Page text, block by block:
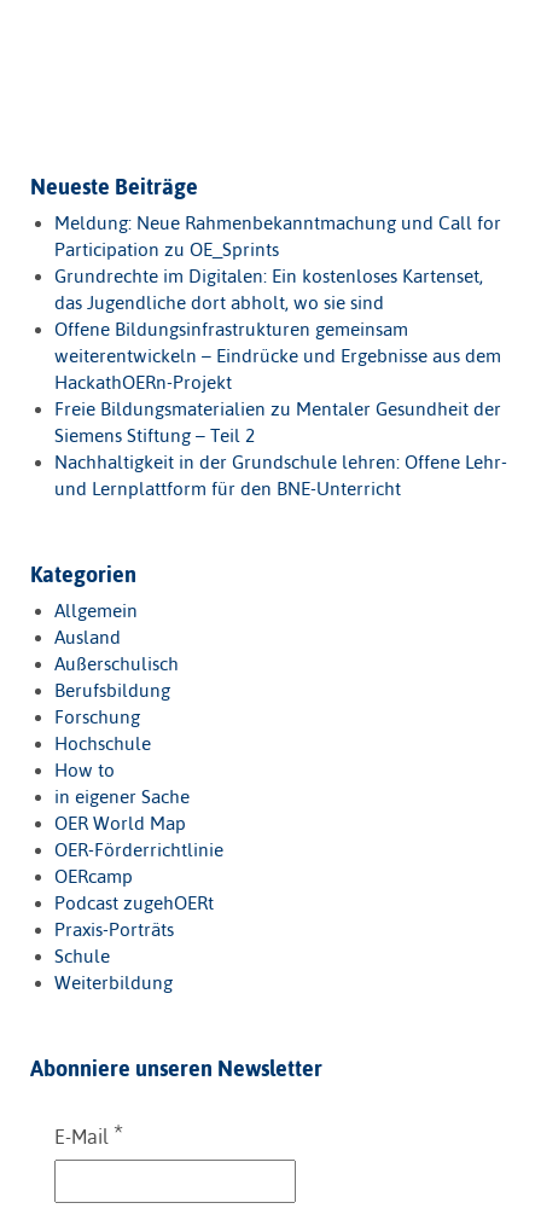
Neueste Beiträge
Meldung: Neue Rahmenbekanntmachung und Call for
Participation zu OE_Sprints
Grundrechte im Digitalen: Ein kostenloses Kartenset,
das Jugendliche dort abholt, wo sie sind
Offene Bildungsinfrastrukturen gemeinsam
weiterentwickeln – Eindrücke und Ergebnisse aus dem
HackathOERn-Projekt
Freie Bildungsmaterialien zu Mentaler Gesundheit der
Siemens Stiftung – Teil 2
Nachhaltigkeit in der Grundschule lehren: Offene Lehr-
und Lernplattform für den BNE-Unterricht
Kategorien
Allgemein
Ausland
Außerschulisch
Berufsbildung
Forschung
Hochschule
How to
in eigener Sache
OER World Map
OER-Förderrichtlinie
OERcamp
Podcast zugehOERt
Praxis-Porträts
Schule
Weiterbildung
Abonniere unseren Newsletter
E-Mail *